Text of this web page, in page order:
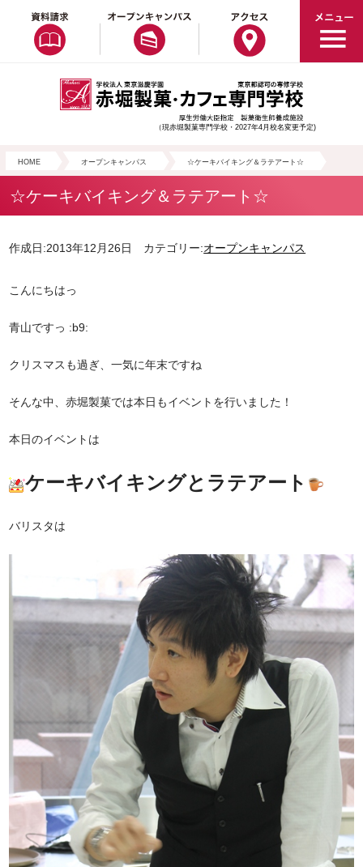
（現赤堀製菓専門学校・2027年4月校名変更予定)
HOME オープンキャンパス ☆ケーキバイキング＆ラテアート☆
☆ケーキバイキング＆ラテアート☆
作成日:2013年12月26日 カテゴリー:オープンキャンパス
こんにちはっ
青山ですっ :b9:
クリスマスも過ぎ、一気に年末ですね
そんな中、赤堀製菓では本日もイベントを行いました！
本日のイベントは
ケーキバイキングとラテアート
バリスタは